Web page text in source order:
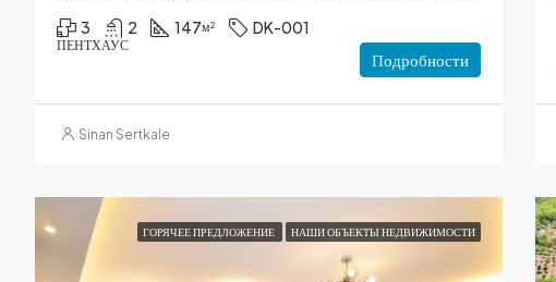
3 2 147м² DK-001
ПЕНТХАУС
Подробности
Sinan Sertkale
ГОРЯЧЕЕ ПРЕДЛОЖЕНИЕ НАШИ ОБЪЕКТЫ НЕДВИЖИМОСТИ